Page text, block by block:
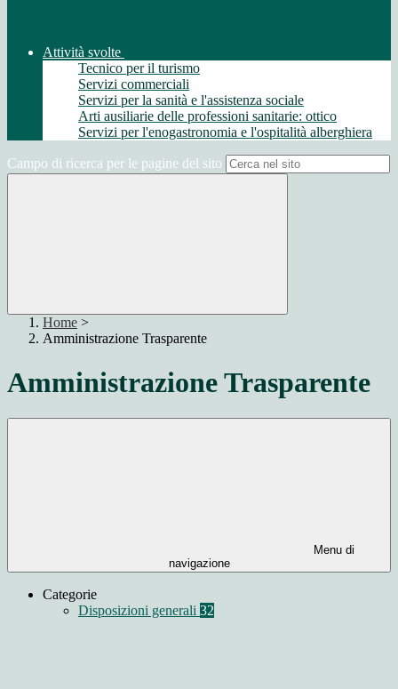
Attività svolte
Tecnico per il turismo
Servizi commerciali
Servizi per la sanità e l'assistenza sociale
Arti ausiliarie delle professioni sanitarie: ottico
Servizi per l'enogastronomia e l'ospitalità alberghiera
Campo di ricerca per le pagine del sito
Home >
Amministrazione Trasparente
Amministrazione Trasparente
Menu di
navigazione
Categorie
Disposizioni generali 32